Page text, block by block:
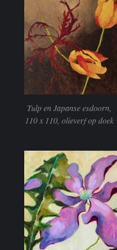
Tulp en Japanse esdoorn,
110 x 110, olieverf op doek